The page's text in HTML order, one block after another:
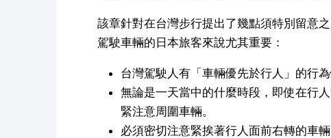
該章針對在台灣步行提出了幾點須特別留意
駕駛車輛的日本旅客來說尤其重要：
台灣駕駛人有「車輛優先於行人」的行
無論是一天當中的什麼時段，即使在行
緊注意周圍車輛。
必須密切注意緊挨著行人面前右轉的車輛